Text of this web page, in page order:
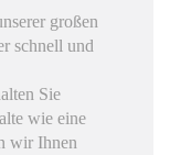
großen
schnell und
Sie
wie eine
wir Ihnen